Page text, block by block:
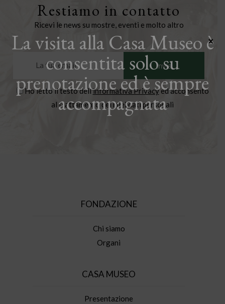
Restiamo in contatto
Ricevi le news su mostre, eventi e molto altro
Ho letto il testo dell'informativa Privacyed acconsento
al trattamento dei miei dati personali
FONDAZIONE
Chi siamo
Organi
CASA MUSEO
Presentazione
La visita alla Casa Museo è
consentita solo su
prenotazione ed è sempre
accompagnata
×